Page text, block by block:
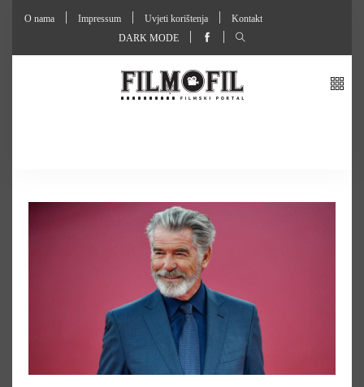
O nama Impressum Uvjeti korištenja
Kontakt
DARK MODE